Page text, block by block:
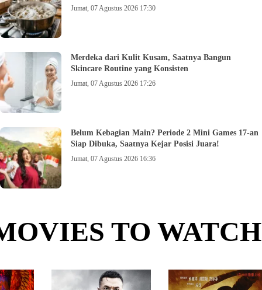
Jumat, 07 Agustus 2026 17:30
Merdeka dari Kulit Kusam, Saatnya Bangun
Skincare Routine yang Konsisten
Jumat, 07 Agustus 2026 17:26
Belum Kebagian Main? Periode 2 Mini Games 17-an
Siap Dibuka, Saatnya Kejar Posisi Juara!
Jumat, 07 Agustus 2026 16:36
TO WATCH